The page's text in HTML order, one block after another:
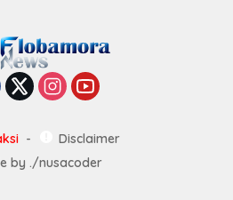
Disclaimer
by ./nusacoder